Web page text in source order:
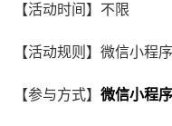
【活动时间】不限
【活动规则】微信小程
【参与方式】 微信小程